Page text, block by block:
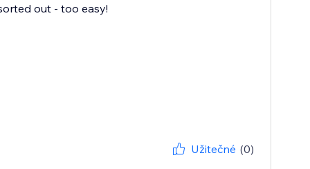
out - too easy!
Užitečné (0)